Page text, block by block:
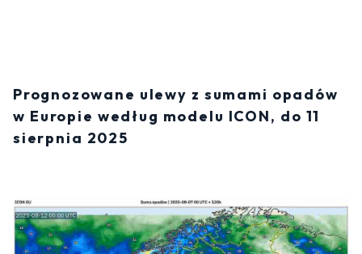
Prognozowane ulewy z sumami opadów
w Europie według modelu ICON, do 11
sierpnia 2025